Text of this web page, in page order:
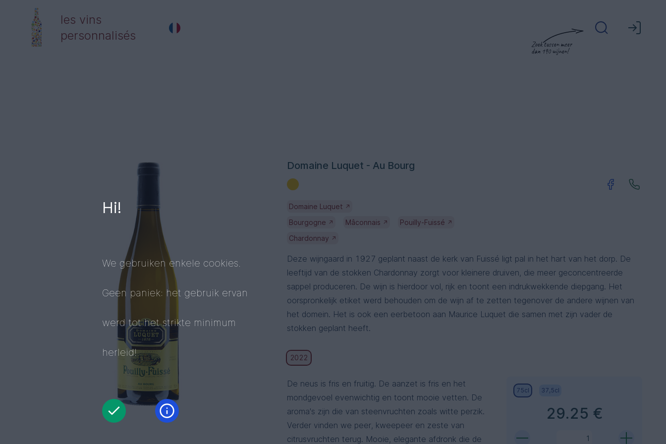
les vins
personnalisés
Zoek tussen meer
dan 190 wijnen!
Domaine Luquet - Au Bourg
Domaine Luquet ↗
Bourgogne ↗ Mâconnais ↗ Pouilly-Fuissé ↗
Chardonnay ↗
Deze wijngaard in 1927 geplant naast de kerk van Fuissé ligt pal in het hart van het dorp. De
leeftijd van de stokken Chardonnay zorgt voor kleinere druiven, die meer geconcentreerde
sappel produceren. De wijn is hierdoor vol, rijk en toont een indrukwekkende diepgang. Het
oorspronkelijk etiket werd behouden om de wijn af te zetten tegenover de andere wijnen van
het domein. Het is ook een eerbetoon aan Maurice Luquet die samen met zijn vader de
stokken geplant heeft.
2022
De neus is fris en fruitig. De aanzet is fris en het
mondgevoel evenwichtig en toont mooie vetten. De
aroma's zijn die van steenvruchten zoals witte perzik.
Verder vinden we peer, kweepeer en zeste van
citrusvruchten terug. Mooie, elegante afdronk die de
75cl 37,5cl
29.25 €
Hi!
We gebruiken enkele cookies.
Geen paniek: het gebruik ervan
werd tot het strikte minimum
herleid!